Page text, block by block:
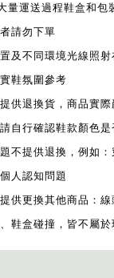
量運送過程鞋盒和包
請勿下單
及不同環境光線照射
鞋氛圍參考
供退換貨，商品實
自行確認鞋款顏色是
不提供退換，例如
人認知問題
供更換其他商品：
鞋盒碰撞，皆不屬於